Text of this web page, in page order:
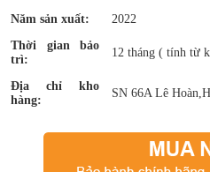
Năm sản xuất:
2022
Thời gian bảo
trì:
12 tháng ( tính từ
Địa chỉ kho
hàng:
SN 66A Lê